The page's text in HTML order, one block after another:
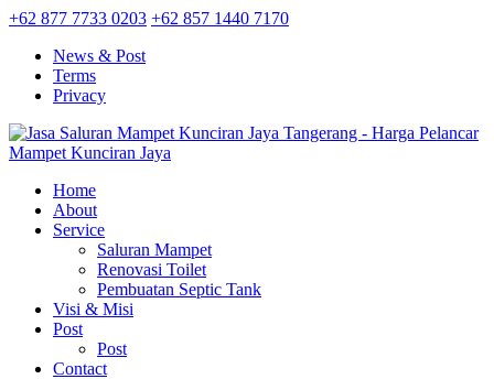
+62 877 7733 0203 +62 857 1440 7170
News & Post
Terms
Privacy
Home
About
Service
Saluran Mampet
Renovasi Toilet
Pembuatan Septic Tank
Visi & Misi
Post
Post
Contact